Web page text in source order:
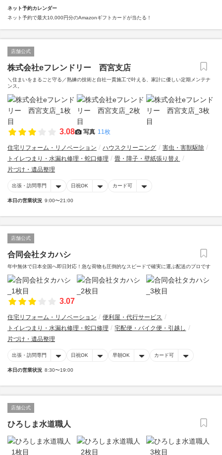
ネット予約カレンダー
ネット予約で最大10,000円分のAmazonギフトカードが当たる！
店舗公式
株式会社eフレンドリー 西宮支店
＼住まいをまるごと守る／熟練の技術と自社一貫施工で叶える、家計に優しい定期メンテナ
ンス。
3.08 写真 11枚
住宅リフォーム・リノベーション ハウスクリーニング
害虫・害獣駆除
トイレつまり・水漏れ修理・蛇口修理
畳・障子・壁紙張り替え
片づけ・遺品整理
出張・訪問専門 日祝OK カード可
本日の営業状況 9:00〜21:00
店舗公式
合同会社タカハシ
年中無休で日本全国へ即日対応！急な荷物も圧倒的なスピードで確実に運ぶ配送のプロです
3.07
住宅リフォーム・リノベーション
便利屋・代行サービス
トイレつまり・水漏れ修理・蛇口修理
宅配便・バイク便・引越し
片づけ・遺品整理
出張・訪問専門 日祝OK 早朝OK カード可
本日の営業状況 8:30〜19:00
店舗公式
ひろしま水道職人